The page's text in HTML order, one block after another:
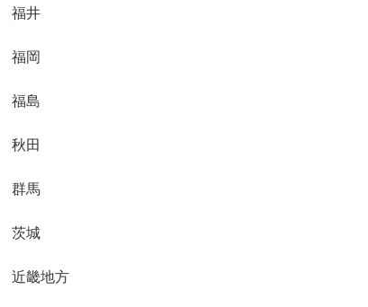
福井
福岡
福島
秋田
群馬
茨城
近畿地方